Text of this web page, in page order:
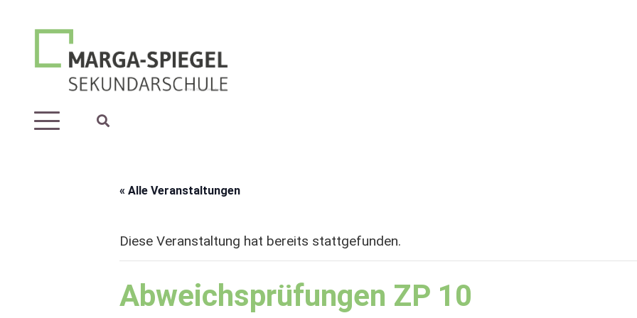
« Alle Veranstaltungen
Diese Veranstaltung hat bereits stattgefunden.
Abweichsprüfungen ZP 10